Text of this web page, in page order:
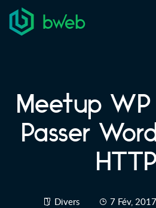
Aller au contenu
Meetup
Passer
Divers 7 Fév,